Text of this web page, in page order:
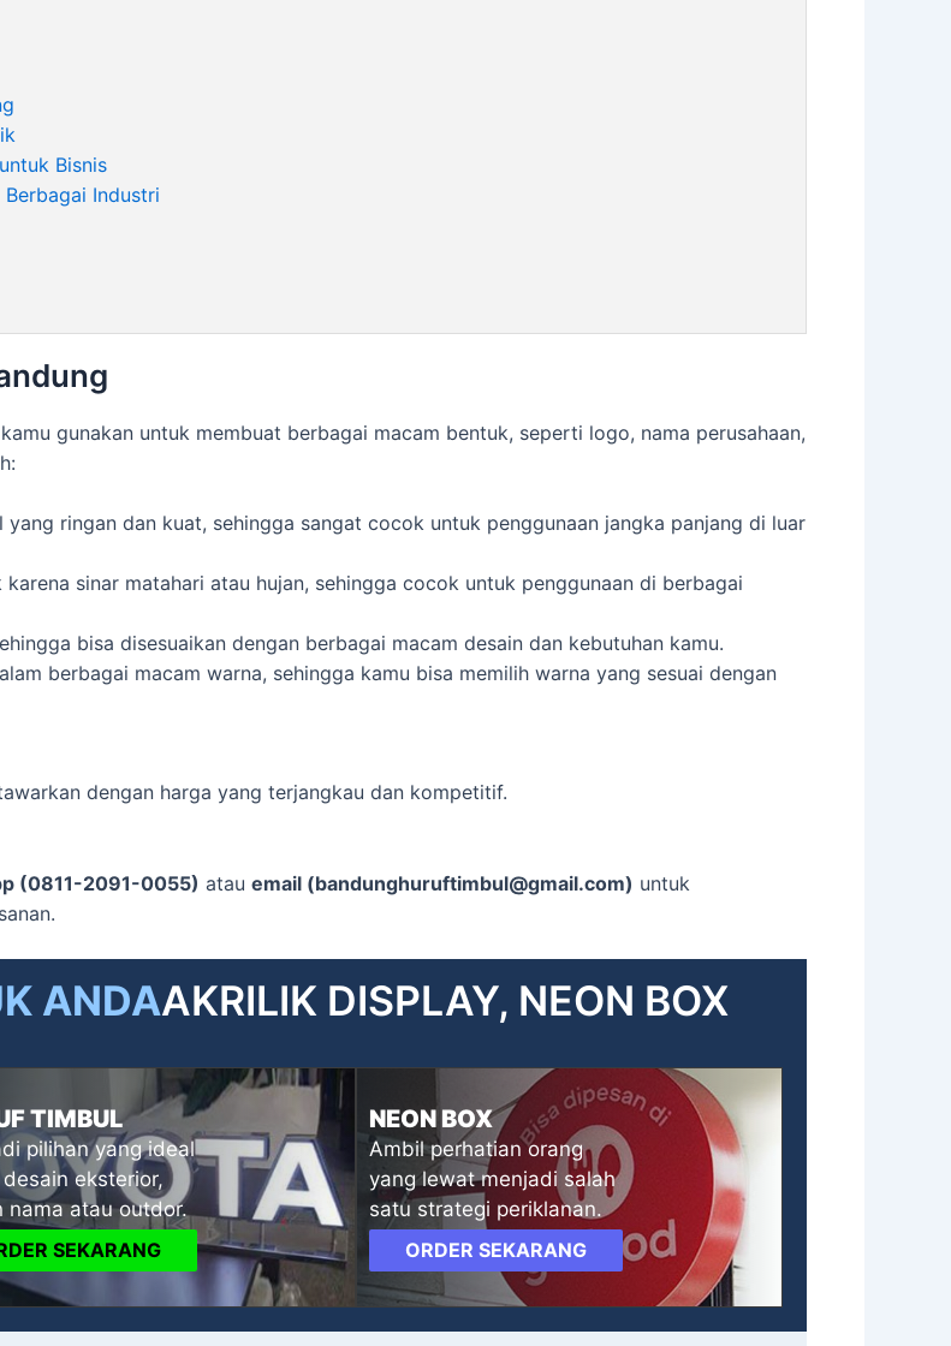
Bisnis
Industri
gunakan untuk membuat berbagai macam bentuk, seperti logo, nama perusahaan,
ringan dan kuat, sehingga sangat cocok untuk penggunaan jangka panjang di luar
sinar matahari atau hujan, sehingga cocok untuk penggunaan di berbagai
bisa disesuaikan dengan berbagai macam desain dan kebutuhan kamu.
berbagai macam warna, sehingga kamu bisa memilih warna yang sesuai dengan
dengan harga yang terjangkau dan kompetitif.
(0811-2091-0055) atau email (bandunghuruftimbul@gmail.com) untuk
ANDAAKRILIK DISPLAY, NEON BOX
TIMBUL
pilihan yang ideal
eksterior,
nama atau outdor.
SEKARANG
NEON BOX
Ambil perhatian orang
yang lewat menjadi salah
satu strategi periklanan.
ORDER SEKARANG